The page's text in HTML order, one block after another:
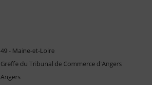
49 - Maine-et-Loire
Greffe du Tribunal de Commerce d'Angers
Angers